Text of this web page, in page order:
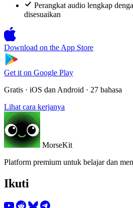
Perangkat audio lengkap
disesuaikan
Download on the App Store
Get it on Google Play
Gratis · iOS dan Android · 27 bahasa
Lihat cara kerjanya
MorseKit
Platform premium untuk belajar dan
Ikuti